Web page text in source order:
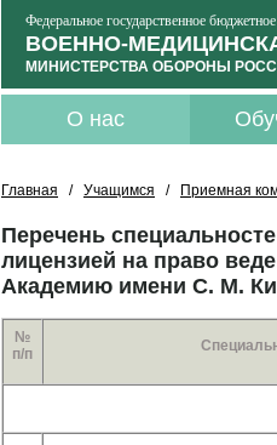
Федеральное государственное
ВОЕННО-
МИНИСТЕРСТВА ОБОРОНЫ
О нас
Главная / Учащимся / Приемная
Перечень
лицензией на право
Академию имени С. М.
№
п/п